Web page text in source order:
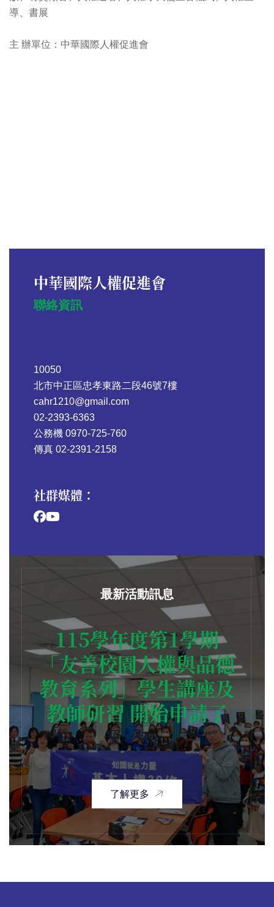
導、書展
主 辦單位：中華國際人權促進會
中華國際人權促進會
聯絡資訊
10050
北市中正區忠孝東路二段46號7樓
cahr1210@gmail.com
02-2393-6363
公務機 0970-725-760
傳真 02-2391-2158
社群媒體：
最新活動訊息
115學年度第1學期
「友善校園人權與品德
教育系列」學生講座及
教師研習 開始申請了
了解更多